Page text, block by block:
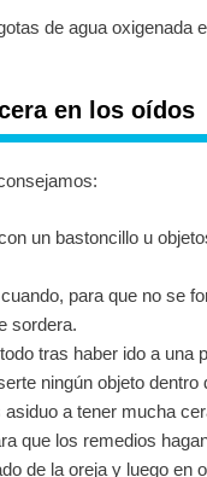
de agua oxigenada
en los oídos
un bastoncillo u
para que no se
sordera.
tras haber ido a una
ningún objeto dentro
a tener mucha
que los remedios
de la oreja y luego en